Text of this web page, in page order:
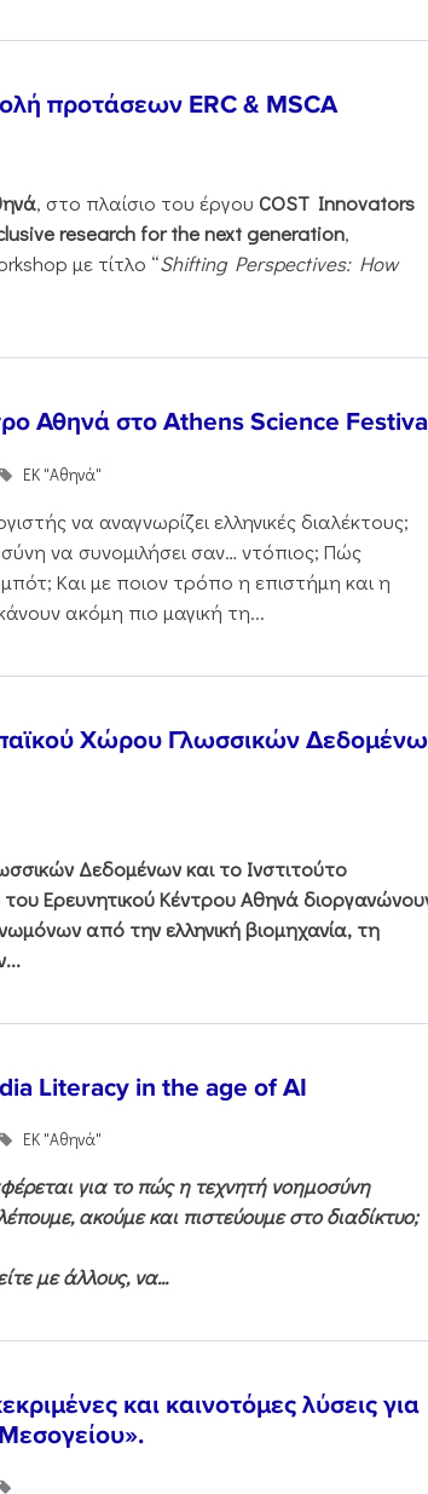
προτάσεων ERC & MSCA
, στο πλαίσιο του έργου COST Innovators
research for the next generation,
με τίτλο “Shifting Perspectives: How
Αθηνά στο Athens Science
ΕΚ "Αθηνά"
να αναγνωρίζει ελληνικές διαλέκτους;
να συνομιλήσει σαν… ντόπιος; Πώς
Και με ποιον τρόπο η επιστήμη και η
ακόμη πιο μαγική τη...
Χώρου Γλωσσικών
Δεδομένων και το Ινστιτούτο
Ερευνητικού Κέντρου Αθηνά
από την ελληνική βιομηχανία, τη
Literacy in the age of AI
ΕΚ "Αθηνά"
για το πώς η τεχνητή νοημοσύνη
ακούμε και πιστεύουμε στο διαδίκτυο;
με άλλους, να...
και καινοτόμες λύσεις για